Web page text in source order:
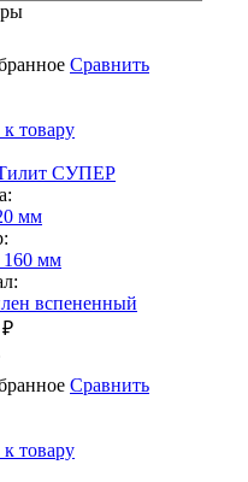
Сравнить
товару
СУПЕР
мм
160 мм
вспененный
₽
Сравнить
товару